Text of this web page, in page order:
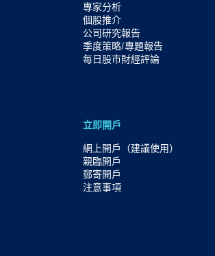
專家分析
個股推介
公司研究報告
季度策略/專題報告
每日股市財經評論
立即開戶
網上開戶（建議使用）
親臨開戶
郵寄開戶
注意事項